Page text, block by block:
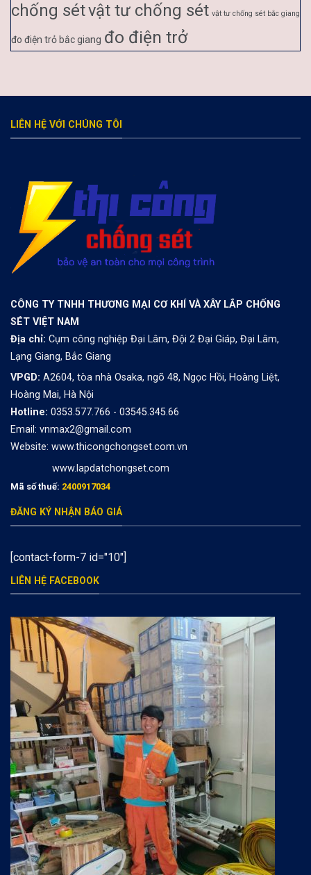
chống sétvật tư chống sét vật tư chống sét bắc giang
đo điện trỏ bắc giang đo điện trở
LIÊN HỆ VỚI CHÚNG TÔI
CÔNG TY TNHH THƯƠNG MẠI CƠ KHÍ VÀ XÂY LẮP CHỐNG
SÉT VIỆT NAM
Địa chỉ: Cụm công nghiệp Đại Lâm, Đội 2 Đại Giáp, Đại Lâm,
Lạng Giang, Bắc Giang
VPGD: A2604, tòa nhà Osaka, ngõ 48, Ngọc Hồi, Hoàng Liệt,
Hoàng Mai, Hà Nội
Hotline: 0353.577.766 - 03545.345.66
Email: vnmax2@gmail.com
Website: www.thicongchongset.com.vn
www.lapdatchongset.com
Mã số thuế: 2400917034
ĐĂNG KÝ NHẬN BÁO GIÁ
[contact-form-7 id="10"]
LIÊN HỆ FACEBOOK